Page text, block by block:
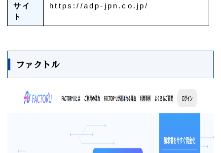
サイ
ト
https://adp-jpn.co.jp/
ファクトル